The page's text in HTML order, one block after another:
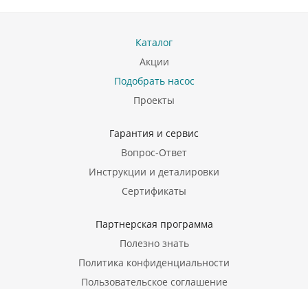
Каталог
Акции
Подобрать насос
Проекты
Гарантия и сервис
Вопрос-Ответ
Инструкции и деталировки
Сертификаты
Партнерская программа
Полезно знать
Политика конфиденциальности
Пользовательское соглашение